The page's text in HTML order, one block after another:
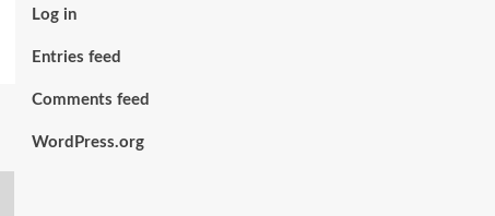
Log in
Entries feed
Comments feed
WordPress.org